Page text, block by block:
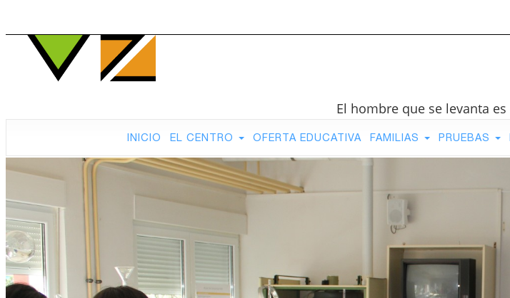
El hombre que se levanta
INICIO EL CENTRO OFERTA EDUCATIVA FAMILIAS PRUEBAS